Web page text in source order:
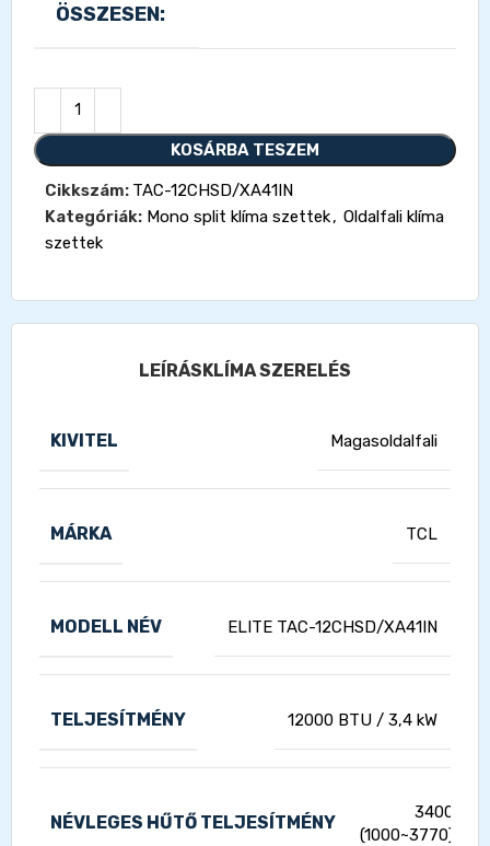
ÖSSZESEN:
KOSÁRBA TESZEM
Cikkszám: TAC-12CHSD/XA41IN
Kategóriák: Mono split klíma szettek, Oldalfali klíma
szettek
LEÍRÁSKLÍMA SZERELÉS
KIVITEL Magasoldalfali
MÁRKA TCL
MODELL NÉV ELITE TAC-12CHSD/XA41IN
TELJESÍTMÉNY 12000 BTU / 3,4 kW
NÉVLEGES HŰTŐ TELJESÍTMÉNY
3400
(1000~3770)